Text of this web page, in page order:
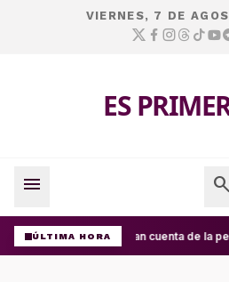
VIERNES, 7 DE
ES
menu search
ÚLTIMA HORARoban cuenta de la